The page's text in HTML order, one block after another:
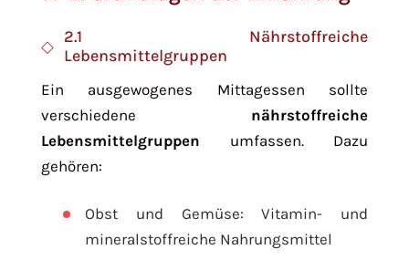
2.1 Nährstoffreiche
Lebensmittelgruppen
Ein ausgewogenes Mittagessen sollte
verschiedene nährstoffreiche
Lebensmittelgruppen umfassen. Dazu
gehören:
Obst und Gemüse: Vitamin- und
mineralstoffreiche Nahrungsmittel